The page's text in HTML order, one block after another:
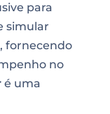
para
simular
fornecendo
no
é uma